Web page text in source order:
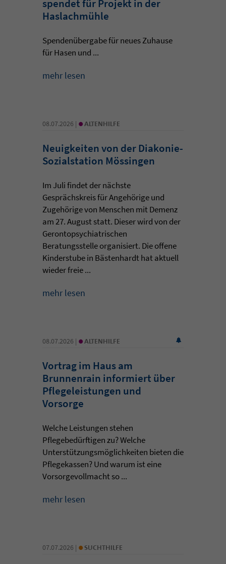
spendet für Projekt in der
Haslachmühle
Spendenübergabe für neues Zuhause
für Hasen und ...
mehr lesen
08.07.2026 | • ALTENHILFE
Neuigkeiten von der Diakonie-
Sozialstation Mössingen
Im Juli findet der nächste
Gesprächskreis für Angehörige und
Zugehörige von Menschen mit Demenz
am 27. August statt. Dieser wird von der
Gerontopsychiatrischen
Beratungsstelle organisiert. Die offene
Kinderstube in Bästenhardt hat aktuell
wieder freie ...
mehr lesen
08.07.2026 | • ALTENHILFE
Vortrag im Haus am
Brunnenrain informiert über
Pflegeleistungen und
Vorsorge
Welche Leistungen stehen
Pflegebedürftigen zu? Welche
Unterstützungsmöglichkeiten bieten die
Pflegekassen? Und warum ist eine
Vorsorgevollmacht so ...
mehr lesen
07.07.2026 | • SUCHTHILFE